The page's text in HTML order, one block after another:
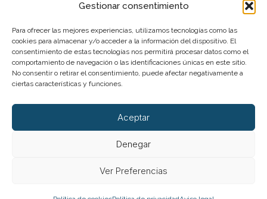
Gestionar consentimiento
Para ofrecer las mejores experiencias, utilizamos tecnologías como las
cookies para almacenar y/o acceder a la información del dispositivo. El
consentimiento de estas tecnologías nos permitirá procesar datos como el
comportamiento de navegación o las identificaciones únicas en este sitio.
No consentir o retirar el consentimiento, puede afectar negativamente a
ciertas características y funciones.
Aceptar
Denegar
Ver Preferencias